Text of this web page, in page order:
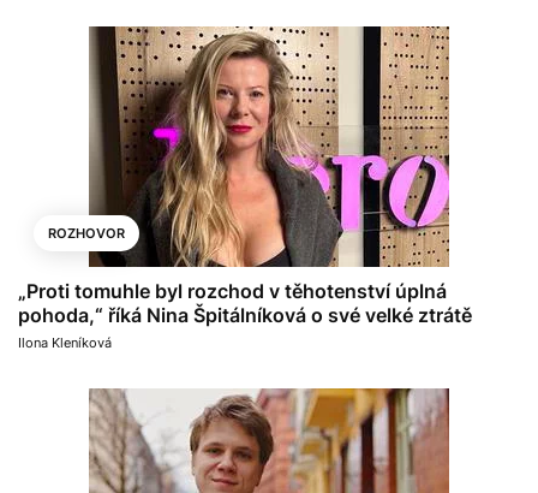
ROZHOVOR
„Proti tomuhle byl rozchod v těhotenství úplná
pohoda,“ říká Nina Špitálníková o své velké ztrátě
Ilona Kleníková